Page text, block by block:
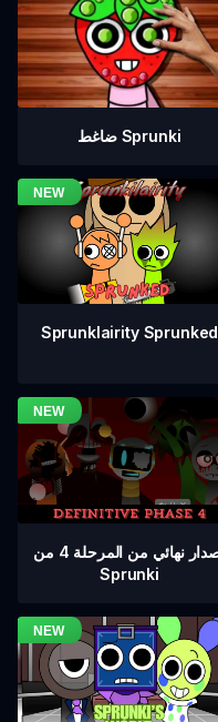
ضاغط Sprunki
Sprunklairity Sprunked
إصدار نهائي من المرحلة 4 من
Sprunki